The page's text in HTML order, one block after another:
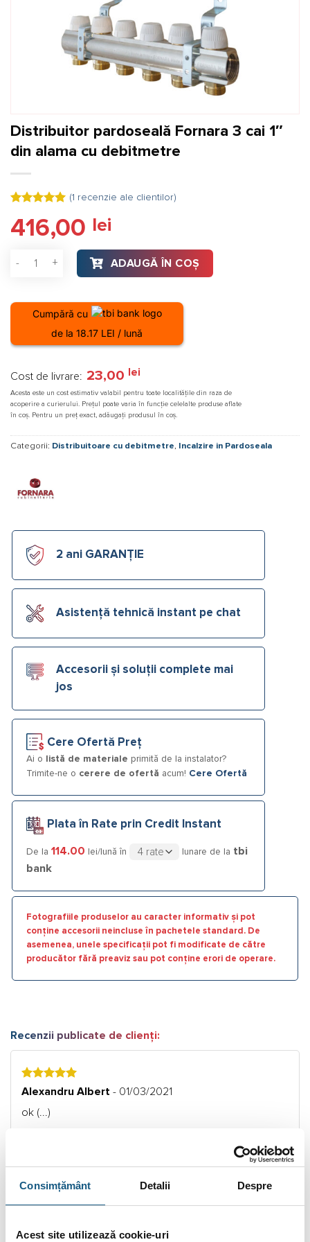
Consimțământ Detalii Despre
Acest site utilizează cookie-uri
Distribuitor pardoseală Fornara 3 cai 1″
din alama cu debitmetre
5.00din 5
pe baza
singure
evaluări
(1 recenzie ale clientilor)
416,00 lei
Cantitate Distribuitor pardoseală Fornara 3 cai 1″ din alama
ADAUGĂ ÎN COȘ
Cumpără cu
de la 18.17 LEI / lună
Cost de livrare: 23,00 lei
Acesta este un cost estimativ valabil pentru toate localitățile din raza de
acoperire a curierului. Prețul poate varia în funcție celelalte produse aflate
în coș. Pentru un preț exact, adăugați produsul în coș.
Categorii: Distribuitoare cu debitmetre, Incalzire in Pardoseala
2 ani GARANȚIE
Asistență tehnică instant pe chat
Accesorii și soluții complete mai
jos
Cere Ofertă Preț
Ai o listă de materiale primită de la instalator?
Trimite-ne o cerere de ofertă acum! Cere Ofertă
Plata în Rate prin Credit Instant
De la 114.00 lei/lună în lunare de la tbi
bank
Fotografiile produselor au caracter informativ și pot
conține accesorii neincluse în pachetele standard. De
asemenea, unele specificații pot fi modificate de către
producător fără preaviz sau pot conține erori de operare.
Recenzii publicate de clienți:
5
Alexandru Albert - 01/03/2021
ok (...)
Citește toate recenziile.
DESCRIERE
INFORMAȚII SUPLIMENTARE